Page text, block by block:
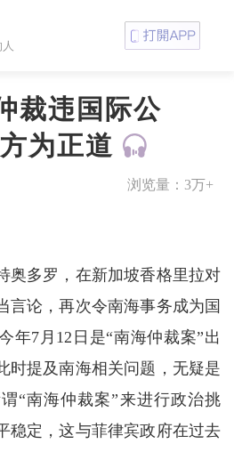
裁违国际公
为正道
浏览量： 3万+
奥多罗，在新加坡香格里拉对
言论，再次令南海事务成为国
年7月12日是“南海仲裁案”出
时提及南海相关问题，无疑是
“南海仲裁案”来进行政治挑
稳定，这与菲律宾政府在过去